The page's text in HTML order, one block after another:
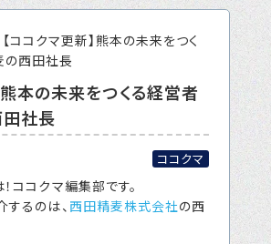
要
報
ス
【ココクマ更新】熊本の未来をつく
西田社長
熊本の未来をつくる経営者
社長
ココクマ
ココクマ編集部です。
するのは、 西田精麦株式会社の西